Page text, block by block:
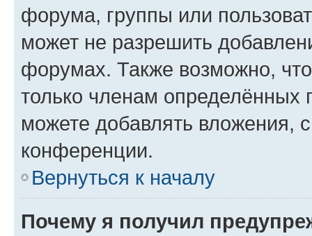
форума, группы или
может не разрешить
форумах. Также возможно,
только членам определённых
можете добавлять вложения,
конференции.
Вернуться к началу
Почему я получил